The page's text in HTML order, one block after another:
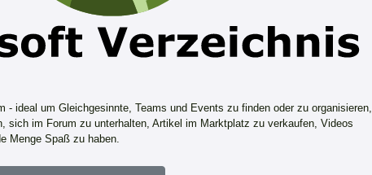
- ideal um Gleichgesinnte, Teams und Events zu finden oder zu organisieren,
sich im Forum zu unterhalten, Artikel im Marktplatz zu verkaufen, Videos
Menge Spaß zu haben.